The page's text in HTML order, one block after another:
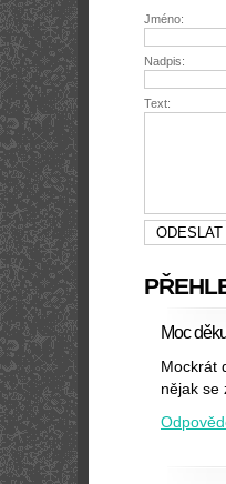
Jméno:
Nadpis:
Text:
Moc
Mockrát
nějak se